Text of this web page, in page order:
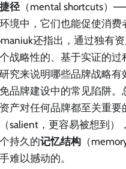
径（mental shortcuts）
境中，它们也能促使消费
还指出，通过独有
战略性的、基于实证的过
究来说明哪些品牌战略有
品牌建设中的常见陷阱。
产对任何品牌都至关重要
（salient，更容易被想到）
持久的记忆结构 （
难以撼动的。